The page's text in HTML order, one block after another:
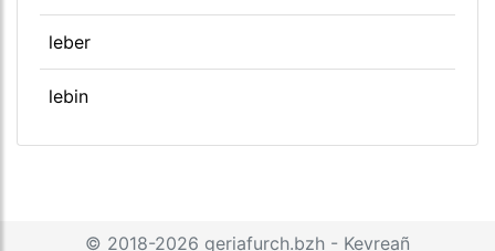
leber
lebin
© 2018-2026 geriafurch.bzh - Kevreañ